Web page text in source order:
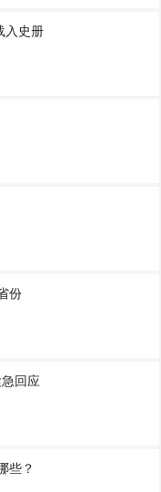
入史册
份
回应
些？